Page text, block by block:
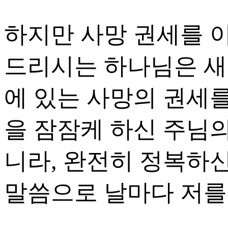
하지만 사망 권세를
드리시는 하나님은
에 있는 사망의 권세
을 잠잠케 하신 주님
니라, 완전히 정복하
말씀으로 날마다 저